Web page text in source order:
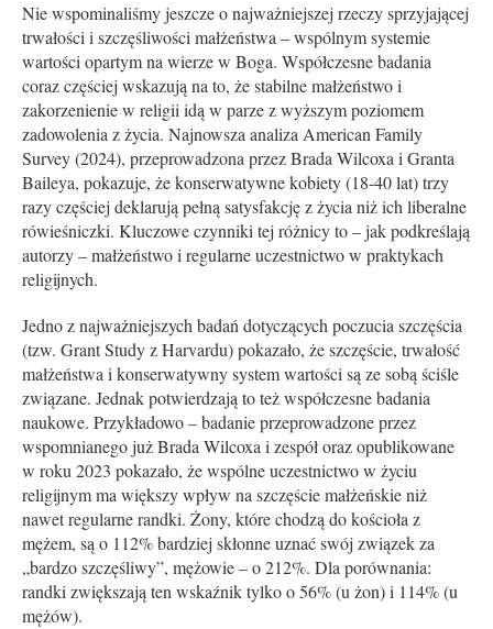
Nie wspominaliśmy jeszcze o najważniejszej rzeczy sprzyjającej
trwałości i szczęśliwości małżeństwa – wspólnym systemie
wartości opartym na wierze w Boga. Współczesne badania
coraz częściej wskazują na to, że stabilne małżeństwo i
zakorzenienie w religii idą w parze z wyższym poziomem
zadowolenia z życia. Najnowsza analiza American Family
Survey (2024), przeprowadzona przez Brada Wilcoxa i Granta
Baileya, pokazuje, że konserwatywne kobiety (18-40 lat) trzy
razy częściej deklarują pełną satysfakcję z życia niż ich liberalne
rówieśniczki. Kluczowe czynniki tej różnicy to – jak podkreślają
autorzy – małżeństwo i regularne uczestnictwo w praktykach
religijnych.
Jedno z najważniejszych badań dotyczących poczucia szczęścia
(tzw. Grant Study z Harvardu) pokazało, że szczęście, trwałość
małżeństwa i konserwatywny system wartości są ze sobą ściśle
związane. Jednak potwierdzają to też współczesne badania
naukowe. Przykładowo – badanie przeprowadzone przez
wspomnianego już Brada Wilcoxa i zespół oraz opublikowane
w roku 2023 pokazało, że wspólne uczestnictwo w życiu
religijnym ma większy wpływ na szczęście małżeńskie niż
nawet regularne randki. Żony, które chodzą do kościoła z
mężem, są o 112% bardziej skłonne uznać swój związek za
„bardzo szczęśliwy”, mężowie – o 212%. Dla porównania:
randki zwiększają ten wskaźnik tylko o 56% (u żon) i 114% (u
mężów).